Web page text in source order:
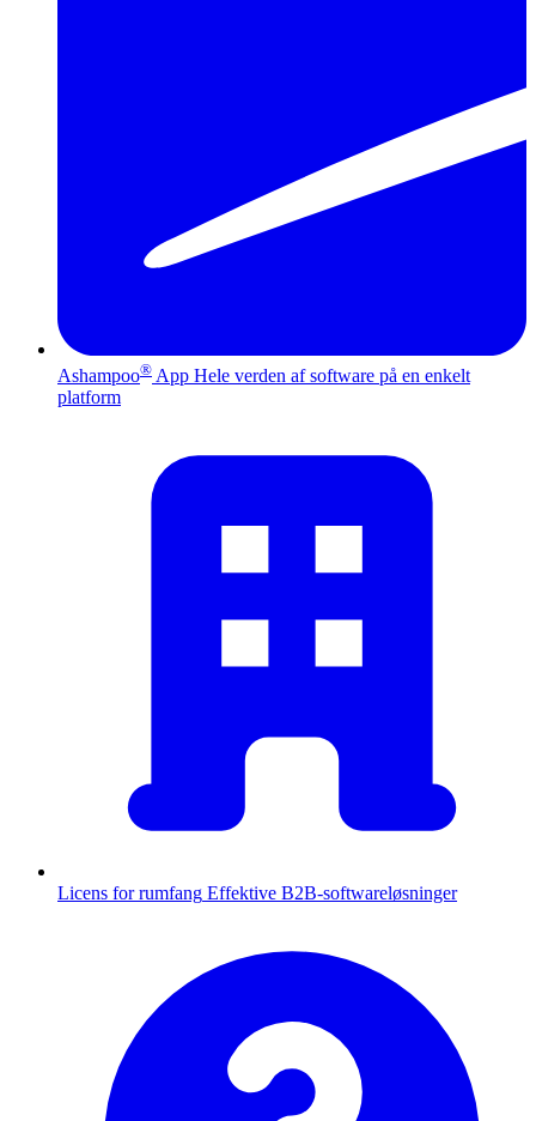
Ashampoo® App Hele verden af software på en enkelt
platform
Licens for rumfang Effektive B2B-softwareløsninger